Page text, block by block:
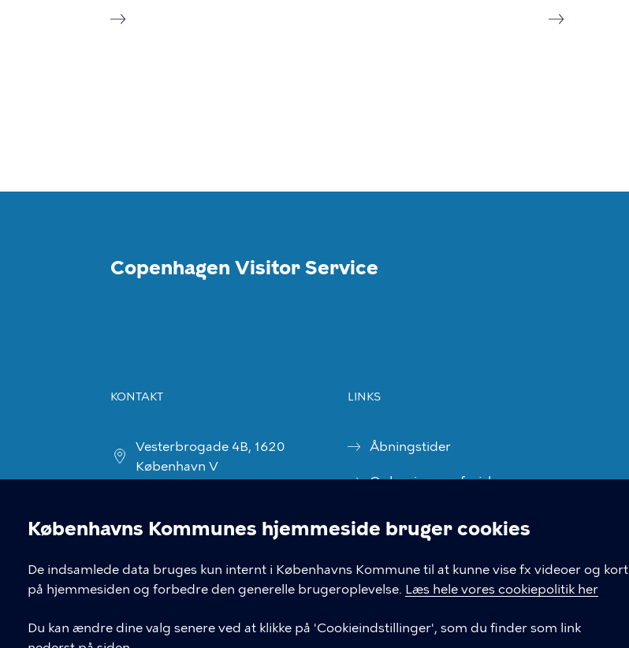
Cookieindstillinger
Københavns Kommunes hjemmeside bruger cookies
De indsamlede data bruges kun internt i Københavns Kommune til at kunne vise fx videoer og kort
på hjemmesiden og forbedre den generelle brugeroplevelse. Læs hele vores cookiepolitik her
Du kan ændre dine valg senere ved at klikke på 'Cookieindstillinger', som du finder som link
Copenhagen Visitor Service
KONTAKT
Vesterbrogade 4B, 1620
København V
+45 70 22 24 42
LINKS
Åbningstider
Oplysning om fysiske
Tilgængelighedserklæring
Cookiepolitik